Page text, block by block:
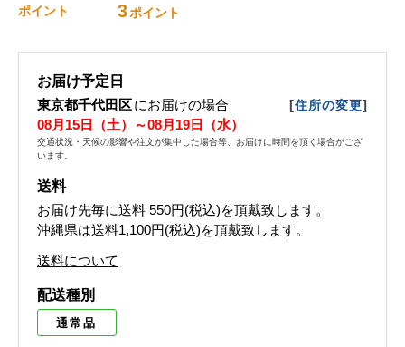
ポイント 3ポイント
お届け予定日
東京都千代田区にお届けの場合 [住所の変更]
08月15日（土）～08月19日（水）
交通状況・天候の影響や注文が集中した場合等、お届けに時間を頂く場合がござ
います。
送料
お届け先毎に送料 550円(税込)を頂戴致します。
沖縄県は送料1,100円(税込)を頂戴致します。
送料について
配送種別
通常品